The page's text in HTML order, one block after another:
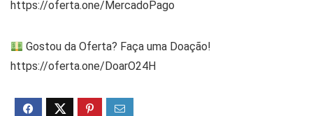
https://oferta.one/MercadoPago
Gostou da Oferta? Faça uma Doação!
https://oferta.one/DoarO24H